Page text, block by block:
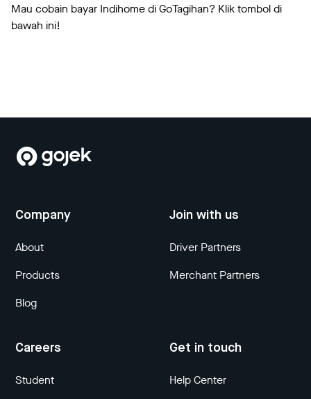
Mau cobain bayar Indihome di GoTagihan? Klik tombol di
bawah ini!
Company
About
Products
Blog
Join with us
Driver Partners
Merchant Partners
Careers
Student
Get in touch
Help Center